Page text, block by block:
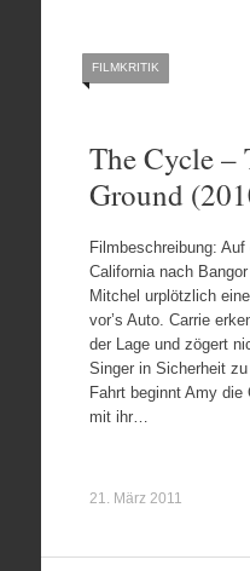
FILMKRITIK
The Cycle –
Ground
Filmbeschreibung:
California nach
Mitchel urplötzlich
vor’s Auto. Carrie
der Lage und zögert
Singer in Sicherheit
Fahrt beginnt Amy
mit ihr…
21. März 2011